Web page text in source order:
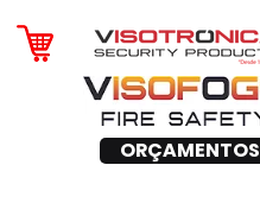
ORÇAMENTOS